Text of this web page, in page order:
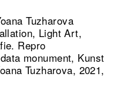
Tuzharova
Light Art,
Repro
monument, Kunst
Tuzharova, 2021,